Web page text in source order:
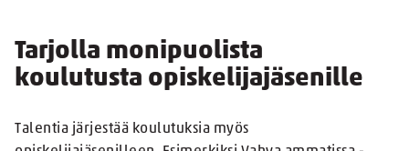
Tarjolla monipuolista
koulutusta opiskelijajäsenille
Talentia järjestää koulutuksia myös